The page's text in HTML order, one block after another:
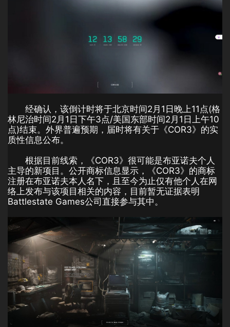
经确认，该倒计时将于北京时间2月1日晚上11点(格
林尼治时间2月1日下午3点/美国东部时间2月1日上午10
点)结束。外界普遍预期，届时将有关于《COR3》的实
质性信息公布。
根据目前线索，《COR3》很可能是布亚诺夫个人
主导的新项目。公开商标信息显示，《COR3》的商标
注册在布亚诺夫本人名下，且至今为止仅有他个人在网
络上发布与该项目相关的内容，目前暂无证据表明
Battlestate Games公司直接参与其中。